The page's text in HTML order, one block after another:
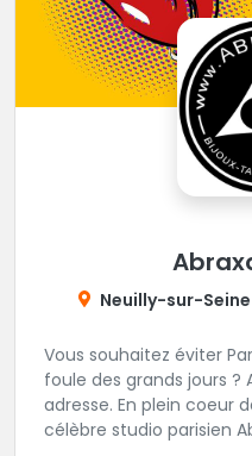
Neuilly-sur-Seine
Vous souhaitez éviter
foule des grands jours ?
adresse. En plein coeur
célèbre studio parisien